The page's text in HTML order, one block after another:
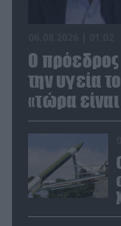
Ο πρόεδρος
την υγεία
«τώρα